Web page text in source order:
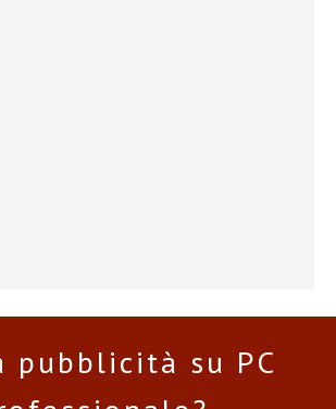
pubblicità su PC